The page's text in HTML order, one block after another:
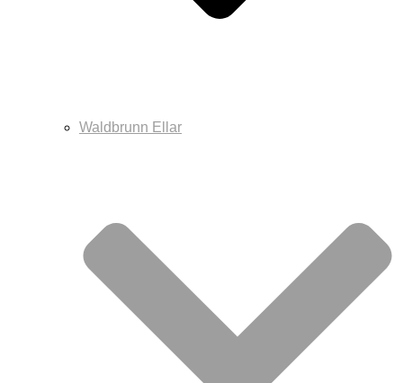
Waldbrunn Ellar